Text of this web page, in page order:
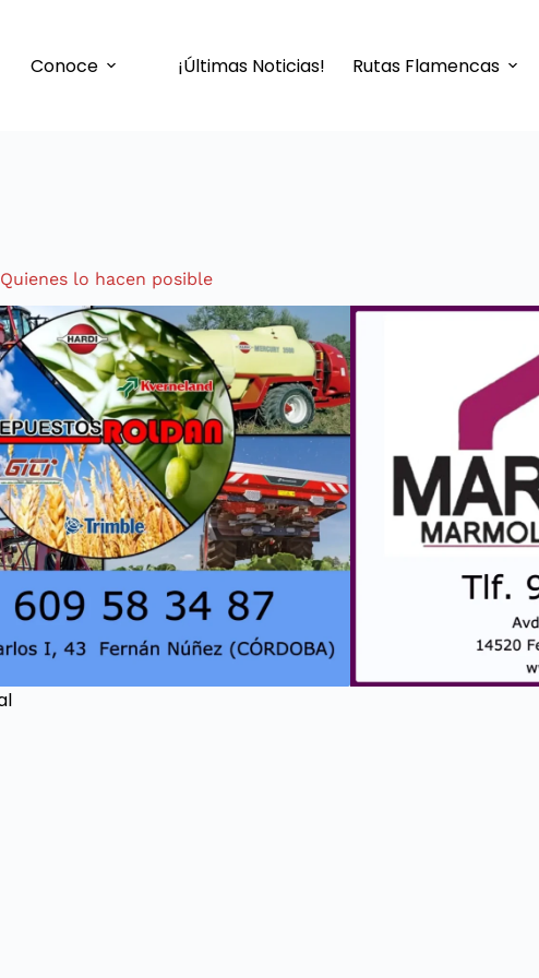
Conoce ¡Últimas Noticias! Rutas Flamencas
Quienes lo hacen posible